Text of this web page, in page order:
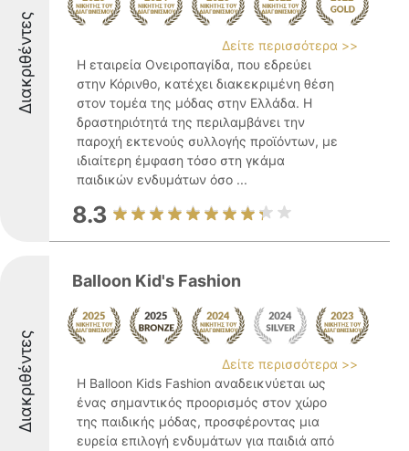
Διακριθέντες
Δείτε περισσότερα >>
Η εταιρεία Ονειροπαγίδα, που εδρεύει
στην Κόρινθο, κατέχει διακεκριμένη θέση
στον τομέα της μόδας στην Ελλάδα. Η
δραστηριότητά της περιλαμβάνει την
παροχή εκτενούς συλλογής προϊόντων, με
ιδιαίτερη έμφαση τόσο στη γκάμα
παιδικών ενδυμάτων όσο ...
8.3
Διακριθέντες
Balloon Kid's Fashion
Δείτε περισσότερα >>
Η Balloon Kids Fashion αναδεικνύεται ως
ένας σημαντικός προορισμός στον χώρο
της παιδικής μόδας, προσφέροντας μια
ευρεία επιλογή ενδυμάτων για παιδιά από